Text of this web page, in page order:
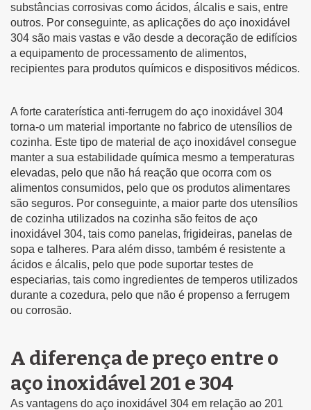
substâncias corrosivas como ácidos, álcalis e sais, entre
outros. Por conseguinte, as aplicações do aço inoxidável
304 são mais vastas e vão desde a decoração de edifícios
a equipamento de processamento de alimentos,
recipientes para produtos químicos e dispositivos médicos.
A forte caraterística anti-ferrugem do aço inoxidável 304
torna-o um material importante no fabrico de utensílios de
cozinha. Este tipo de material de aço inoxidável consegue
manter a sua estabilidade química mesmo a temperaturas
elevadas, pelo que não há reação que ocorra com os
alimentos consumidos, pelo que os produtos alimentares
são seguros. Por conseguinte, a maior parte dos utensílios
de cozinha utilizados na cozinha são feitos de aço
inoxidável 304, tais como panelas, frigideiras, panelas de
sopa e talheres. Para além disso, também é resistente a
ácidos e álcalis, pelo que pode suportar testes de
especiarias, tais como ingredientes de temperos utilizados
durante a cozedura, pelo que não é propenso a ferrugem
ou corrosão.
A diferença de preço entre o
aço inoxidável 201 e 304
As vantagens do aço inoxidável 304 em relação ao 201